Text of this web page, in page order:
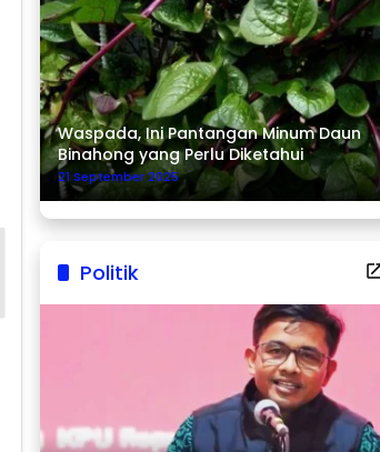
Waspada, Ini Pantangan Minum Daun
Binahong yang Perlu Diketahui
21 September 2025
Politik